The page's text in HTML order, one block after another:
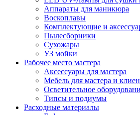
Аппараты для маникюра
Воскоплавы
Комплектующие и
Пылесборники
Сухожары
УЗ мойки
Рабочее место мастера
Аксессуары для мастера
Мебель для мастера и
Осветительное
Типсы и подиумы
Расходные материалы